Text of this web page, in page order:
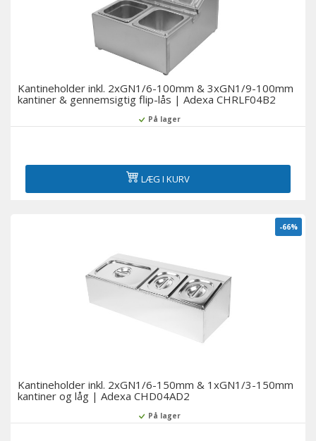
Kantineholder inkl. 2xGN1/6-100mm & 3xGN1/9-100mm
kantiner & gennemsigtig flip-lås | Adexa CHRLF04B2
På lager
LÆG I KURV
-66%
Kantineholder inkl. 2xGN1/6-150mm & 1xGN1/3-150mm
kantiner og låg | Adexa CHD04AD2
På lager